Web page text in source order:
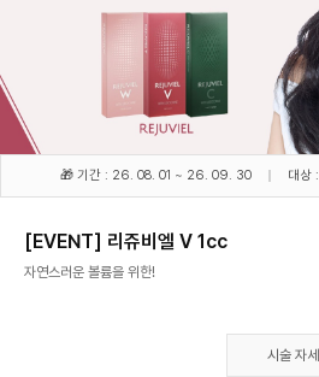
🎁 기간 : 26. 08. 01 ~ 26. 09. 30 대상
[EVENT] 리쥬비엘 V 1cc
자연스러운 볼륨을 위한!
시술 자